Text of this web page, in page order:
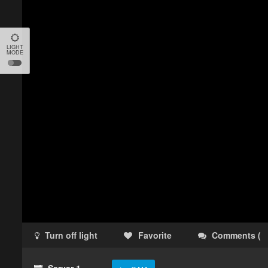
LIGHT
MODE
Turn off light Favorite Comments (